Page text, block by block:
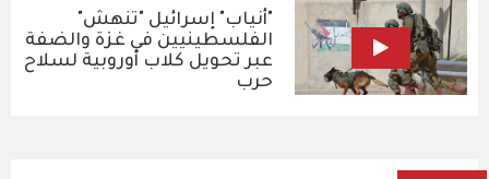
"أنياب" إسرائيل "تنهش"
الفلسطينيين في غزة والضفة
عبر تحويل كلاب أوروبية لسلاح
حرب